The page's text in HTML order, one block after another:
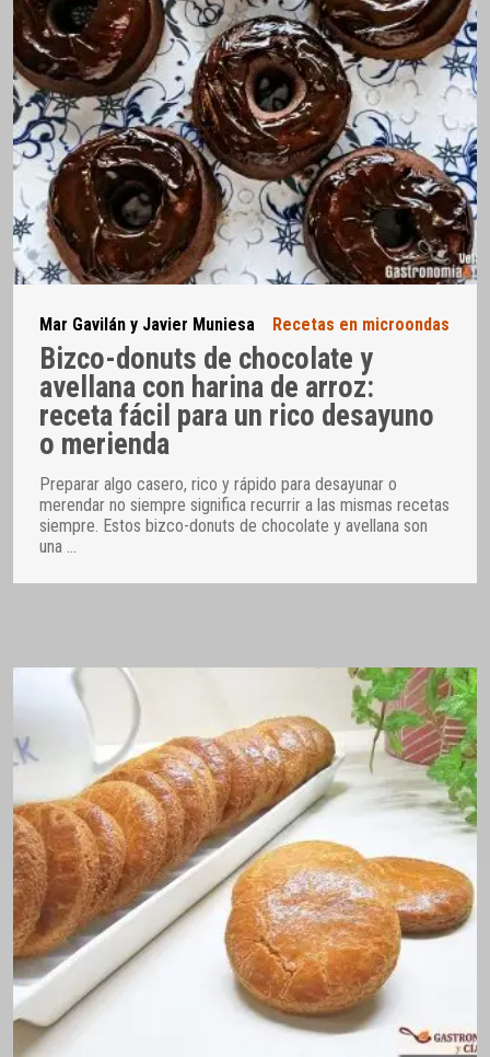
Mar Gavilán y Javier Muniesa Recetas en microondas
Bizco-donuts de chocolate y
avellana con harina de arroz:
receta fácil para un rico desayuno
o merienda
Preparar algo casero, rico y rápido para desayunar o
merendar no siempre significa recurrir a las mismas recetas
siempre. Estos bizco-donuts de chocolate y avellana son
una …